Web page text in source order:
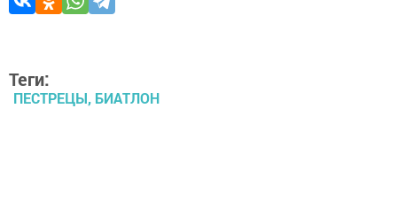
Теги:
ПЕСТРЕЦЫ, БИАТЛОН